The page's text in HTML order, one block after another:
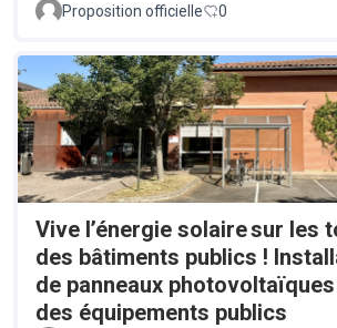
Proposition officielle 0
Vive l’énergie solaire sur les
des bâtiments publics !
de panneaux
des équipements publics